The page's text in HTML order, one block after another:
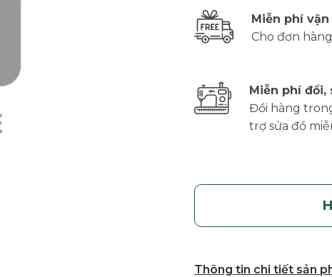
Miễn phí
Cho đơn
Miễn phí đổi,
Đổi hàng
trợ sửa đồ
Thông tin chi tiết sản